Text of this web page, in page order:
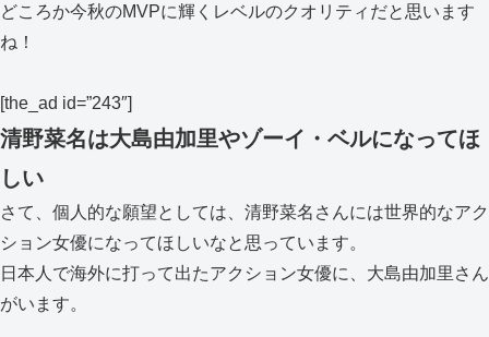
どころか今秋のMVPに輝くレベルのクオリティだと思います
ね！
[the_ad id=”243″]
清野菜名は大島由加里やゾーイ・ベルになってほ
しい
さて、個人的な願望としては、清野菜名さんには世界的なアク
ション女優になってほしいなと思っています。
日本人で海外に打って出たアクション女優に、大島由加里さん
がいます。